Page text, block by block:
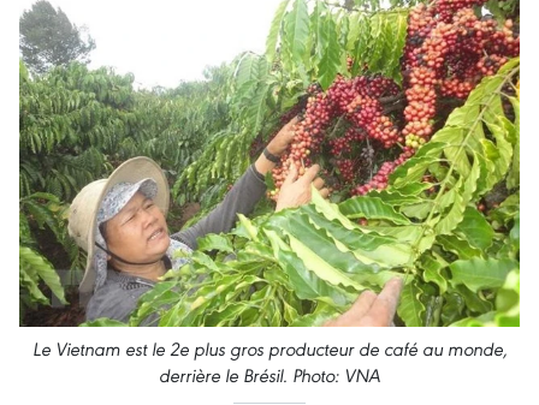
Le Vietnam est le 2e plus gros producteur de café au monde,
derrière le Brésil. Photo: VNA